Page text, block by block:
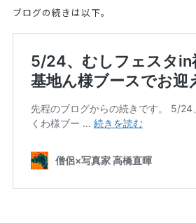
ブログの続きは以下。